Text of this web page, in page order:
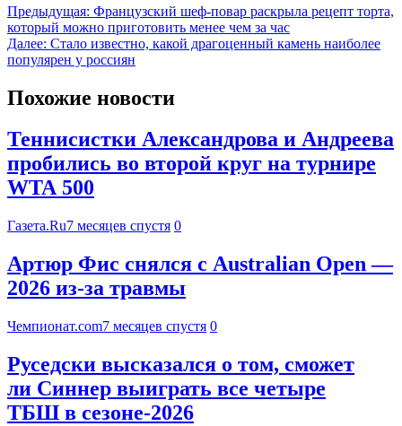
Предыдущая: Французский шеф-повар раскрыла рецепт торта,
который можно приготовить менее чем за час
Далее: Стало известно, какой драгоценный камень наиболее
популярен у россиян
Похожие новости
Теннисистки Александрова и Андреева
пробились во второй круг на турнире
WTA 500
Газета.Ru7 месяцев спустя 0
Артюр Фис снялся с Australian Open —
2026 из-за травмы
Чемпионат.com7 месяцев спустя 0
Руседски высказался о том, сможет
ли Синнер выиграть все четыре
ТБШ в сезоне-2026